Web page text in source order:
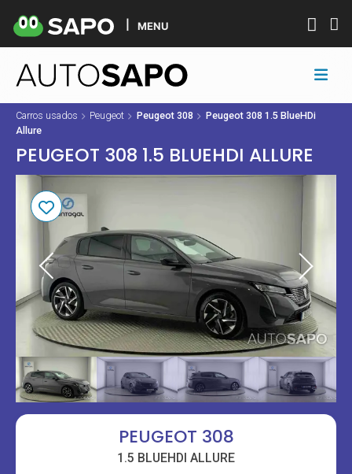
MENU
Carros usados Peugeot Peugeot 308
Peugeot 308 1.5 BlueHDi
Allure
PEUGEOT 308 1.5 BLUEHDI ALLURE
PEUGEOT 308
1.5 BLUEHDI ALLURE